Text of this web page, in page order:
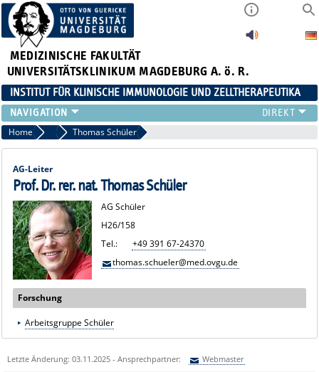
MEDIZINISCHE FAKULTÄT
UNIVERSITÄTSKLINIKUM MAGDEBURG A. ö. R.
INSTITUT FÜR KLINISCHE IMMUNOLOGIE UND ZELLTHERAPEUTIKA
FORSCHUNG
LEHRE
DIAGNOSTIK
AKTUELLES
VERANSTALTUNGEN
TEAM
KONTAKT
Home InstitutsratThomas Schüler
AG-Leiter
Prof. Dr. rer. nat. Thomas Schüler
AG Schüler
H26/158
Tel.:
+49 391 67-24370
thomas.schueler@med.ovgu.de
Forschung
Arbeitsgruppe Schüler
Letzte Änderung: 03.11.2025 - Ansprechpartner: Webmaster